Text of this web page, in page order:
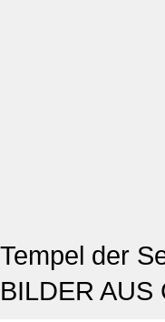
Tempel der
BILDER AUS